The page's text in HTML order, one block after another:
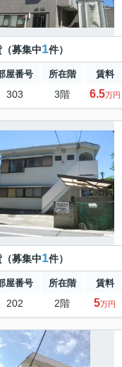
募集中1件）
屋番号 所在階 賃料
303 3階 6.5万円
募集中1件）
屋番号 所在階 賃料
202 2階 5万円